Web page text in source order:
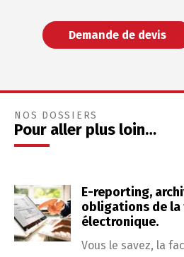
Demande de devis
NOS DOSSIERS
Pour aller plus loin…
E-reporting,
obligations de la
électronique.
Vous le savez, la